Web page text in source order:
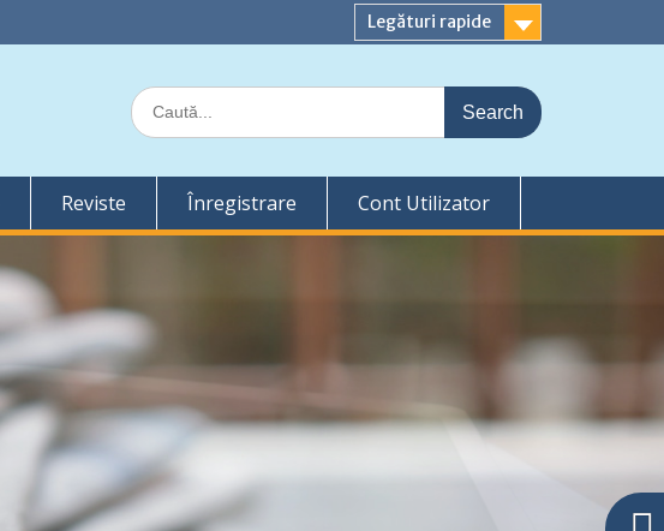
Legături rapide
Search
for:
Reviste Înregistrare Cont Utilizator